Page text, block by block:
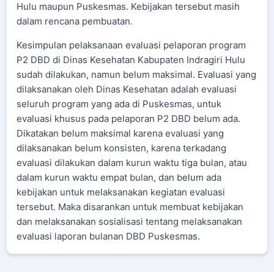
Hulu maupun Puskesmas. Kebijakan tersebut masih
dalam rencana pembuatan.
Kesimpulan pelaksanaan evaluasi pelaporan program
P2 DBD di Dinas Kesehatan Kabupaten Indragiri Hulu
sudah dilakukan, namun belum maksimal. Evaluasi yang
dilaksanakan oleh Dinas Kesehatan adalah evaluasi
seluruh program yang ada di Puskesmas, untuk
evaluasi khusus pada pelaporan P2 DBD belum ada.
Dikatakan belum maksimal karena evaluasi yang
dilaksanakan belum konsisten, karena terkadang
evaluasi dilakukan dalam kurun waktu tiga bulan, atau
dalam kurun waktu empat bulan, dan belum ada
kebijakan untuk melaksanakan kegiatan evaluasi
tersebut. Maka disarankan untuk membuat kebijakan
dan melaksanakan sosialisasi tentang melaksanakan
evaluasi laporan bulanan DBD Puskesmas.